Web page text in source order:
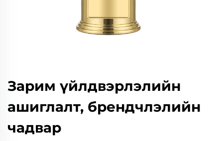
Зарим үйлдвэрлэлийн
ашиглалт, брендчлэлийн
чадвар